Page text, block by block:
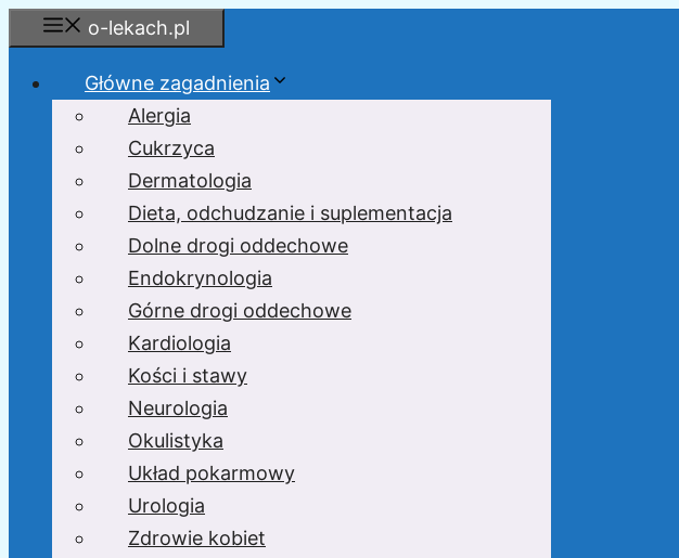
Przejdź
do
o-lekach.pl
Główne zagadnienia
Alergia
Cukrzyca
Dermatologia
Dieta, odchudzanie i suplementacja
Dolne drogi oddechowe
Endokrynologia
Górne drogi oddechowe
Kardiologia
Kości i stawy
Neurologia
Okulistyka
Układ pokarmowy
Urologia
Zdrowie kobiet